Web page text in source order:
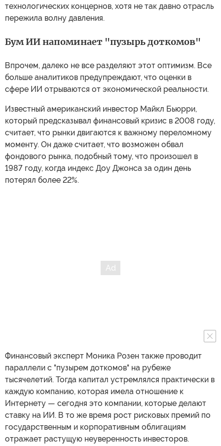
технологических концернов, хотя не так давно отрасль
пережила волну давления.
Бум ИИ напоминает "пузырь доткомов"
Впрочем, далеко не все разделяют этот оптимизм. Все
больше аналитиков предупреждают, что оценки в
сфере ИИ отрываются от экономической реальности.
Известный американский инвестор Майкл Бьюрри,
который предсказывал финансовый кризис в 2008 году,
считает, что рынки двигаются к важному переломному
моменту. Он даже считает, что возможен обвал
фондового рынка, подобный тому, что произошел в
1987 году, когда индекс Доу Джонса за один день
потерял более 22%.
Финансовый эксперт Моника Розен также проводит
параллели с "пузырем доткомов" на рубеже
тысячелетий. Тогда капитал устремлялся практически в
каждую компанию, которая имела отношение к
Интернету — сегодня это компании, которые делают
ставку на ИИ. В то же время рост рисковых премий по
государственным и корпоративным облигациям
отражает растущую неуверенность инвесторов.